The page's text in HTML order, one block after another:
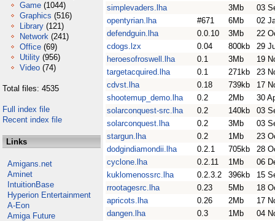
Game (1044)
Graphics (516)
Library (121)
Network (241)
Office (69)
Utility (956)
Video (74)
Total files: 4535
Full index file
Recent index file
Links
Amigans.net
Aminet
IntuitionBase
Hyperion Entertainment
A-Eon
Amiga Future
simplevaders.lha
3Mb
03
opentyrian.lha
#671 6Mb
02
defendguin.lha
0.0.10 3Mb
22
cdogs.lzx
0.04 800kb
29
heroesofroswell.lha
0.1 3Mb
19
targetacquired.lha
0.1 271kb
23
cdvst.lha
0.18 739kb
17
shootemup_demo.lha
0.2 2Mb
30
solarconquest-src.lha
0.2 140kb
03
solarconquest.lha
0.2 3Mb
03
stargun.lha
0.2 1Mb
23
dodgindiamondii.lha
0.2.1 705kb
28
cyclone.lha
0.2.11 1Mb
06
kuklomenossrc.lha
0.2.3.2 396kb
15
rrootagesrc.lha
0.23 5Mb
18
apricots.lha
0.26 2Mb
17
dangen.lha
0.3 1Mb
04